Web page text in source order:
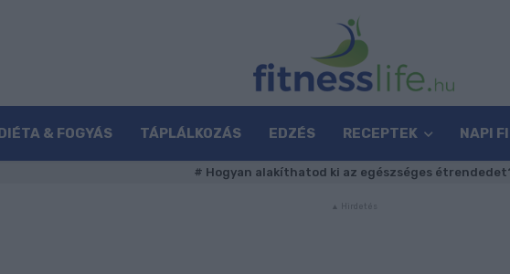
DIÉTA & FOGYÁS TÁPLÁLKOZÁS EDZÉS RECEPTEK NAPI
# Hogyan alakíthatod ki az egészséges